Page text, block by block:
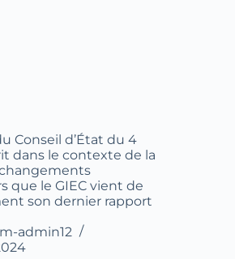
Conseil d’État du 4
dans le contexte de la
que le GIEC vient de
son dernier rapport
admin12